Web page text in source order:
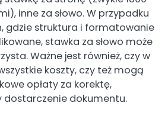
inne za słowo. W przypadku
gdzie struktura i formatowanie
stawka za słowo może
Ważne jest również, czy w
koszty, czy też mogą
opłaty za korektę,
dokumentu.